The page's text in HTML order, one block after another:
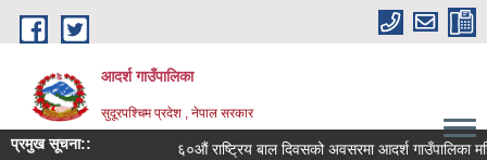
Skip to main content
आदर्श गाउँपालिका
सुदूरपश्चिम प्रदेश , नेपाल सरकार
प्रमुख सूचना:: ६०‍औं राष्ट्रिय बाल दिवसको अवसरमा आदर्श गाउँपालिका